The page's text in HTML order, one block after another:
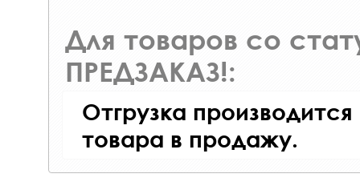
Для товаров со
ПРЕДЗАКАЗ!:
Отгрузка
товара в продажу.